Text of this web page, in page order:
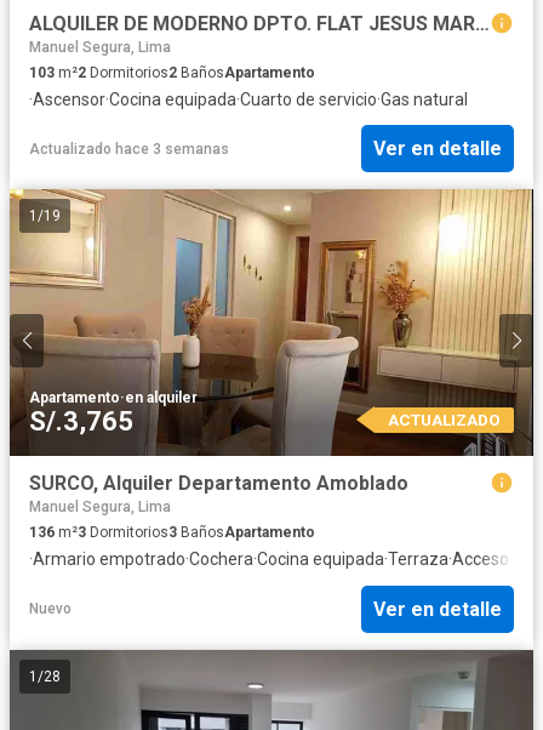
ALQUILER DE MODERNO DPTO. FLAT JESUS MARIA - LIMA.
Manuel Segura, Lima
103 m²2 Dormitorios2 BañosApartamento
·Ascensor·Cocina equipada·Cuarto de servicio·Gas natural
Actualizado hace 3 semanas Ver en detalle
1 /19
Apartamento·en alquiler
S/.3,765 ACTUALIZADO
SURCO, Alquiler Departamento Amoblado
Manuel Segura, Lima
136 m²3 Dormitorios3 BañosApartamento
·Armario empotrado·Cochera·Cocina equipada·Terraza·Acceso
Nuevo Ver en detalle
1 /28